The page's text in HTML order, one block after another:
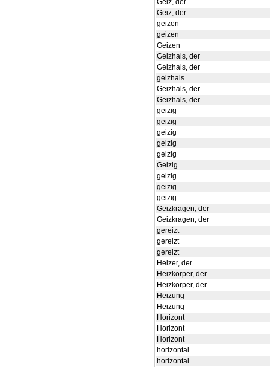
Geiz, der
Geiz, der
geizen
geizen
Geizen
Geizhals, der
Geizhals, der
geizhals
Geizhals, der
Geizhals, der
geizig
geizig
geizig
geizig
geizig
Geizig
geizig
geizig
geizig
Geizkragen, der
Geizkragen, der
gereizt
gereizt
gereizt
Heizer, der
Heizkörper, der
Heizkörper, der
Heizung
Heizung
Horizont
Horizont
Horizont
horizontal
horizontal